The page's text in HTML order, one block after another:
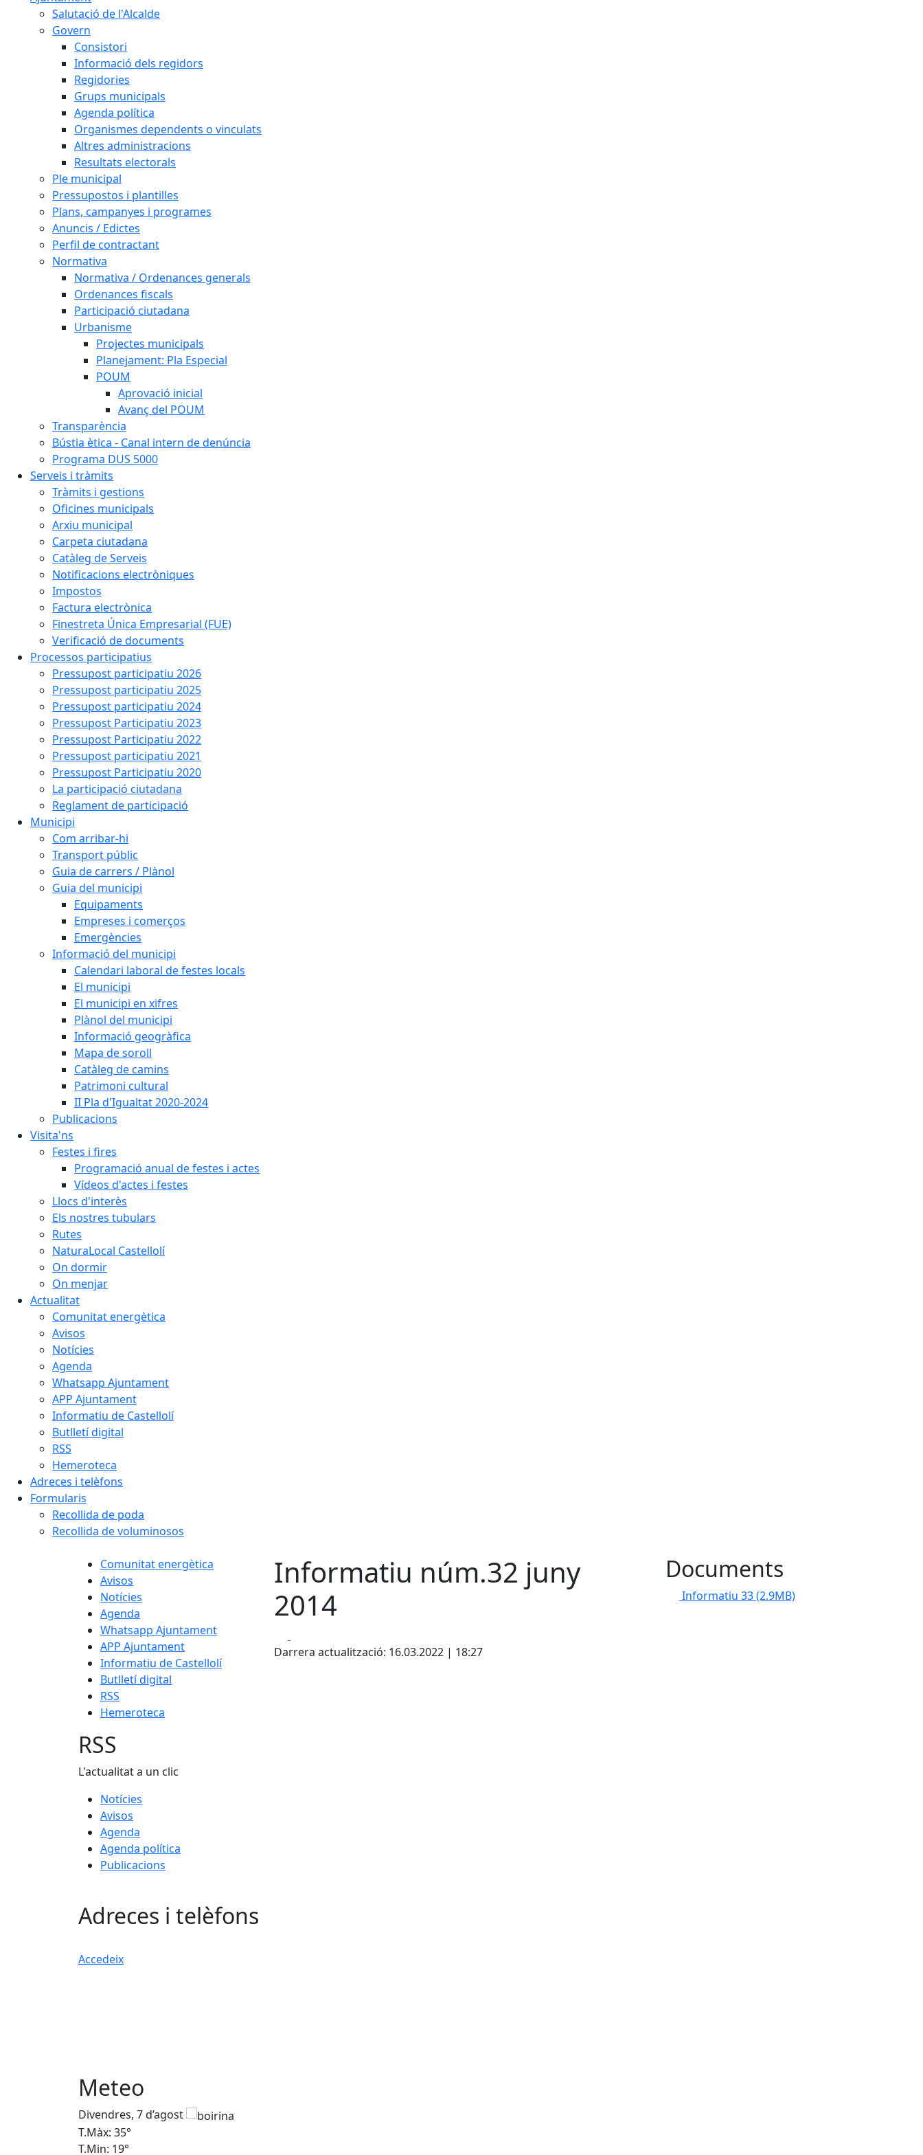
Salutació de l'Alcalde
Govern
Consistori
Informació dels regidors
Regidories
Grups municipals
Agenda política
Organismes dependents o vinculats
Altres administracions
Resultats electorals
Ple municipal
Pressupostos i plantilles
Plans, campanyes i programes
Anuncis / Edictes
Perfil de contractant
Normativa
Normativa / Ordenances generals
Ordenances fiscals
Participació ciutadana
Urbanisme
Projectes municipals
Planejament: Pla Especial
POUM
Aprovació inicial
Avanç del POUM
Transparència
Bústia ètica - Canal intern de denúncia
Programa DUS 5000
Serveis i tràmits
Tràmits i gestions
Oficines municipals
Arxiu municipal
Carpeta ciutadana
Catàleg de Serveis
Notificacions electròniques
Impostos
Factura electrònica
Finestreta Única Empresarial (FUE)
Verificació de documents
Processos participatius
Pressupost participatiu 2026
Pressupost participatiu 2025
Pressupost participatiu 2024
Pressupost Participatiu 2023
Pressupost Participatiu 2022
Pressupost participatiu 2021
Pressupost Participatiu 2020
La participació ciutadana
Reglament de participació
Municipi
Com arribar-hi
Transport públic
Guia de carrers / Plànol
Guia del municipi
Equipaments
Empreses i comerços
Emergències
Informació del municipi
Calendari laboral de festes locals
El municipi
El municipi en xifres
Plànol del municipi
Informació geogràfica
Mapa de soroll
Catàleg de camins
Patrimoni cultural
II Pla d'Igualtat 2020-2024
Publicacions
Visita'ns
Festes i fires
Programació anual de festes i actes
Vídeos d'actes i festes
Llocs d'interès
Els nostres tubulars
Rutes
NaturaLocal Castellolí
On dormir
On menjar
Actualitat
Comunitat energètica
Avisos
Notícies
Agenda
Whatsapp Ajuntament
APP Ajuntament
Informatiu de Castellolí
Butlletí digital
RSS
Hemeroteca
Adreces i telèfons
Formularis
Recollida de poda
Recollida de voluminosos
Comunitat energètica
Avisos
Notícies
Agenda
Whatsapp Ajuntament
APP Ajuntament
Informatiu de Castellolí
Butlletí digital
RSS
Hemeroteca
Informatiu núm.32 juny
2014
Darrera actualització: 16.03.2022 | 18:27
Documents
Informatiu 33(2.9MB)
RSS
L'actualitat a un clic
Notícies
Avisos
Agenda
Agenda política
Publicacions
Adreces i telèfons
Accedeix
Meteo
Divendres, 7 d’agost
T.Màx: 35°
T.Min: 19°